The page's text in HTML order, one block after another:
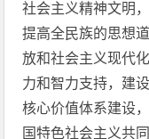
社会主义精神文明
提高全民族的思想
放和社会主义现代
力和智力支持，建
核心价值体系建设
国特色社会主义共